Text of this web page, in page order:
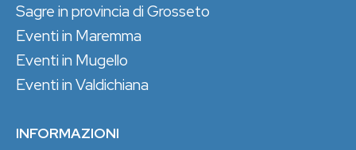
Sagre in provincia di Grosseto
Eventi in Maremma
Eventi in Mugello
Eventi in Valdichiana
INFORMAZIONI